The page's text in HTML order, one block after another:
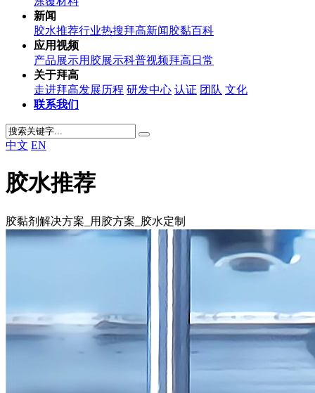
新闻
胶水推荐行业热搜拜高新闻胶黏百科
应用视频
产品展示用胶展示科普视频拜高日常
关于拜高
走进拜高发展历程 研发中心 认证 团队 文化
联系我们
中文 EN
胶水推荐
胶黏剂解决方案_用胶方案_胶水定制